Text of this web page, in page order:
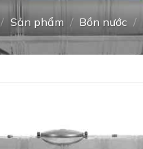
/ Sản phẩm / Bồn nước /